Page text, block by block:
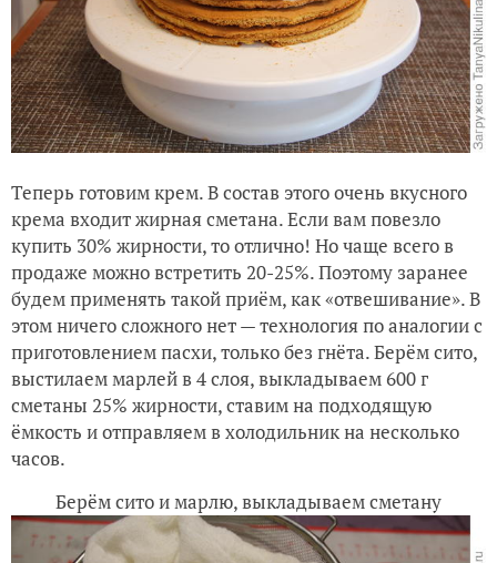
Теперь готовим крем. В состав этого очень вкусного
крема входит жирная сметана. Если вам повезло
купить 30% жирности, то отлично! Но чаще всего в
продаже можно встретить 20-25%. Поэтому заранее
будем применять такой приём, как «отвешивание». В
этом ничего сложного нет — технология по аналогии с
приготовлением пасхи, только без гнёта. Берём сито,
выстилаем марлей в 4 слоя, выкладываем 600 г
сметаны 25% жирности, ставим на подходящую
ёмкость и отправляем в холодильник на несколько
часов.
Берём сито и марлю, выкладываем сметану